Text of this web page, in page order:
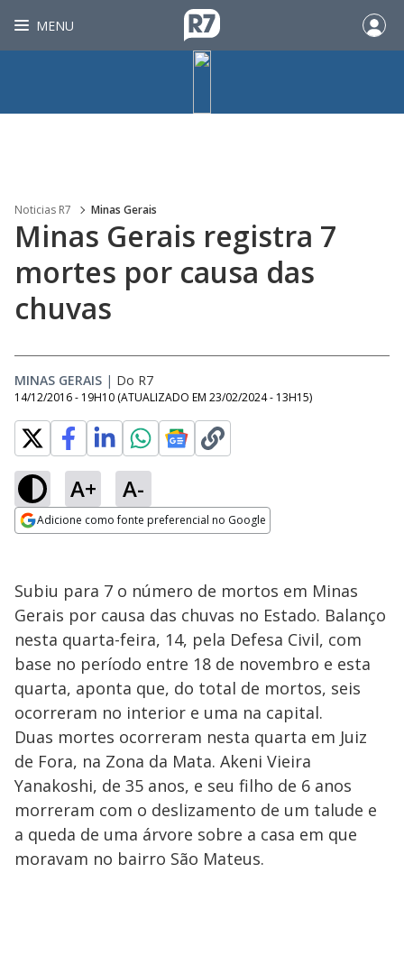
MENU
Noticias R7 Minas Gerais
Minas Gerais registra 7
mortes por causa das
chuvas
MINAS GERAIS | Do R7
14/12/2016 - 19H10 (ATUALIZADO EM 23/02/2024 - 13H15)
A+ A-
Adicione como fonte preferencial no Google
Subiu para 7 o número de mortos em Minas
Gerais por causa das chuvas no Estado. Balanço
nesta quarta-feira, 14, pela Defesa Civil, com
base no período entre 18 de novembro e esta
quarta, aponta que, do total de mortos, seis
ocorreram no interior e uma na capital.
Duas mortes ocorreram nesta quarta em Juiz
de Fora, na Zona da Mata. Akeni Vieira
Yanakoshi, de 35 anos, e seu filho de 6 anos
morreram com o deslizamento de um talude e
a queda de uma árvore sobre a casa em que
moravam no bairro São Mateus.